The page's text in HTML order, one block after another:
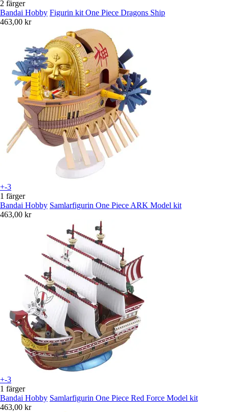
2 färger
Bandai Hobby Figurin kit One Piece Dragons Ship
463,00 kr
+-3
1 färger
Bandai Hobby Samlarfigurin One Piece ARK Model kit
463,00 kr
+-3
1 färger
Bandai Hobby Samlarfigurin One Piece Red Force Model kit
463,00 kr